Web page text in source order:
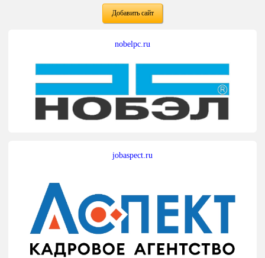
Добавить сайт
nobelpc.ru
jobaspect.ru